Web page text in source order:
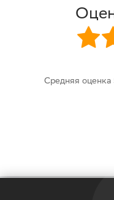
Средняя оценка